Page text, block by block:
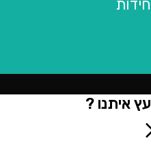
איתנו ?